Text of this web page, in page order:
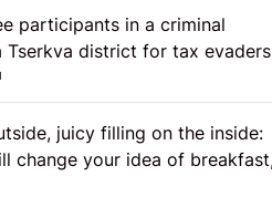
participants in a criminal
Tserkva district for tax evaders
juicy filling on the inside:
change your idea of